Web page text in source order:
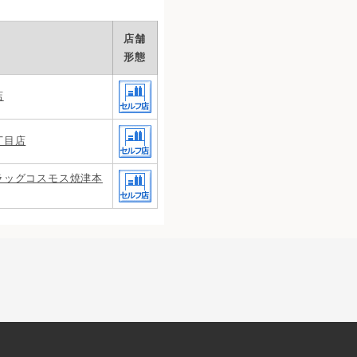
店舗
形態
目店
グコスモス焼津本